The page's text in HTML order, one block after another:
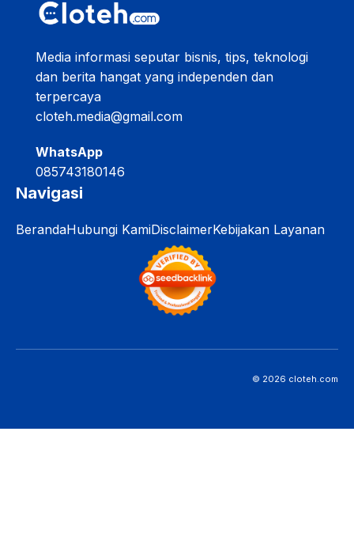
Media informasi seputar bisnis, tips, teknologi
dan berita hangat yang independen dan
terpercaya
cloteh.media@gmail.com
WhatsApp
085743180146
Navigasi
BerandaHubungi KamiDisclaimerKebijakan Layanan
© 2026 cloteh.com